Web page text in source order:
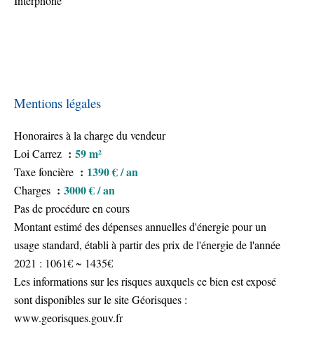
Mentions légales
Honoraires à la charge du vendeur
Loi Carrez
59 m²
Taxe foncière 1390 € / an
Charges 3000 € / an
Pas de procédure en cours
Montant estimé des dépenses annuelles d'énergie pour un
usage standard, établi à partir des prix de l'énergie de l'année
2021 : 1061€ ~ 1435€
Les informations sur les risques auxquels ce bien est exposé
sont disponibles sur le site Géorisques :
www.georisques.gouv.fr